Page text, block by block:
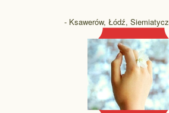
- Ksawerów, Łódź,